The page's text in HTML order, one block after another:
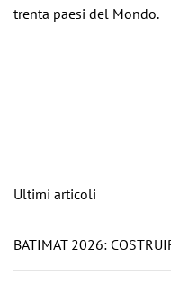
trenta paesi del Mondo.
Ultimi articoli
BATIMAT 2026: